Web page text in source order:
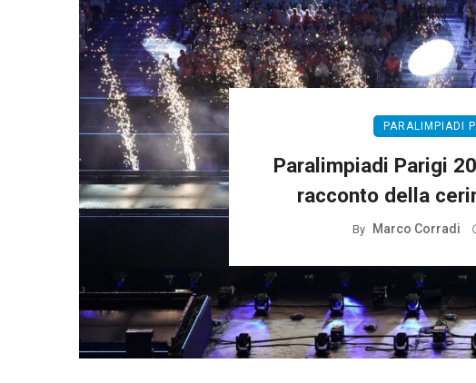
PARALIMPIADI
Paralimpiadi Parigi
racconto della
By Marco Corradi